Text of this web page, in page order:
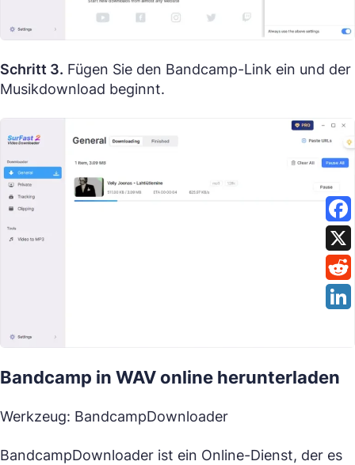
Schritt 3. Fügen Sie den Bandcamp-Link ein und der
Musikdownload beginnt.
Bandcamp in WAV online herunterladen
Werkzeug: BandcampDownloader
BandcampDownloader ist ein Online-Dienst, der es